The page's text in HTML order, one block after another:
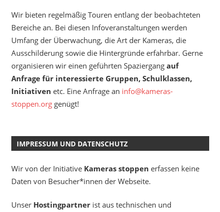
Wir bieten regelmäßig Touren entlang der beobachteten
Bereiche an. Bei diesen Infoveranstaltungen werden
Umfang der Überwachung, die Art der Kameras, die
Ausschilderung sowie die Hintergründe erfahrbar. Gerne
organisieren wir einen geführten Spaziergang auf
Anfrage für interessierte Gruppen, Schulklassen,
Initiativen etc. Eine Anfrage an info@kameras-
stoppen.orggenügt!
IMPRESSUM UND DATENSCHUTZ
Wir von der Initiative Kameras stoppen erfassen keine
Daten von Besucher*innen der Webseite.
Unser Hostingpartnerist aus technischen und